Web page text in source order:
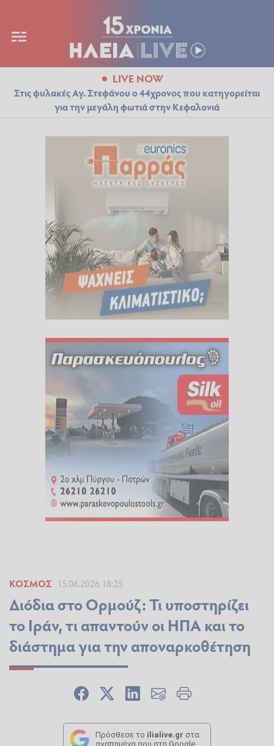
LIVE NOW
Στις φυλακές Αγ. Στεφάνου ο 44χρονος που κατηγορείται
για την μεγάλη φωτιά στην Κεφαλονιά
ΚΌΣΜΟΣ 15.06.2026 18:25
Διόδια στο Ορμούζ: Τι υποστηρίζει
το Ιράν, τι απαντούν οι ΗΠΑ και το
διάστημα για την αποναρκοθέτηση
Πρόσθεσε το ilialive.gr στα
αγαπημένα σου στη Google